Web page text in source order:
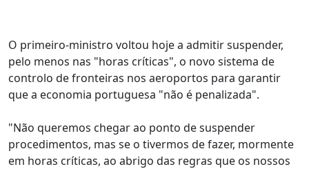
O primeiro-ministro voltou hoje a admitir suspender,
pelo menos nas "horas críticas", o novo sistema de
controlo de fronteiras nos aeroportos para garantir
que a economia portuguesa "não é penalizada".
"Não queremos chegar ao ponto de suspender
procedimentos, mas se o tivermos de fazer, mormente
em horas críticas, ao abrigo das regras que os nossos